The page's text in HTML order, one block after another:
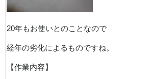
20年もお使いとのことなので
経年の劣化によるものですね。
【作業内容】